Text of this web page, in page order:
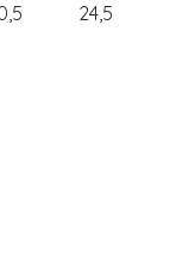
24,5